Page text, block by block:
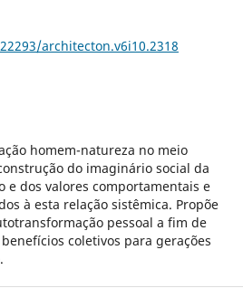
architecton.v6i10.2318
homem-natureza no meio
do imaginário social da
e dos valores comportamentais e
à esta relação sistêmica. Propõe
pessoal a fim de
coletivos para gerações